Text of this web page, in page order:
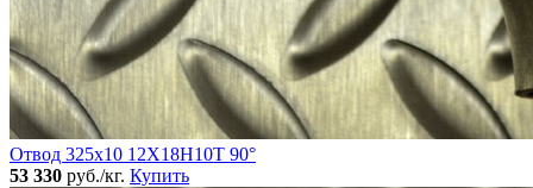
Отвод 325х10 12Х18Н10Т 90°
53 330 руб./кг. Купить